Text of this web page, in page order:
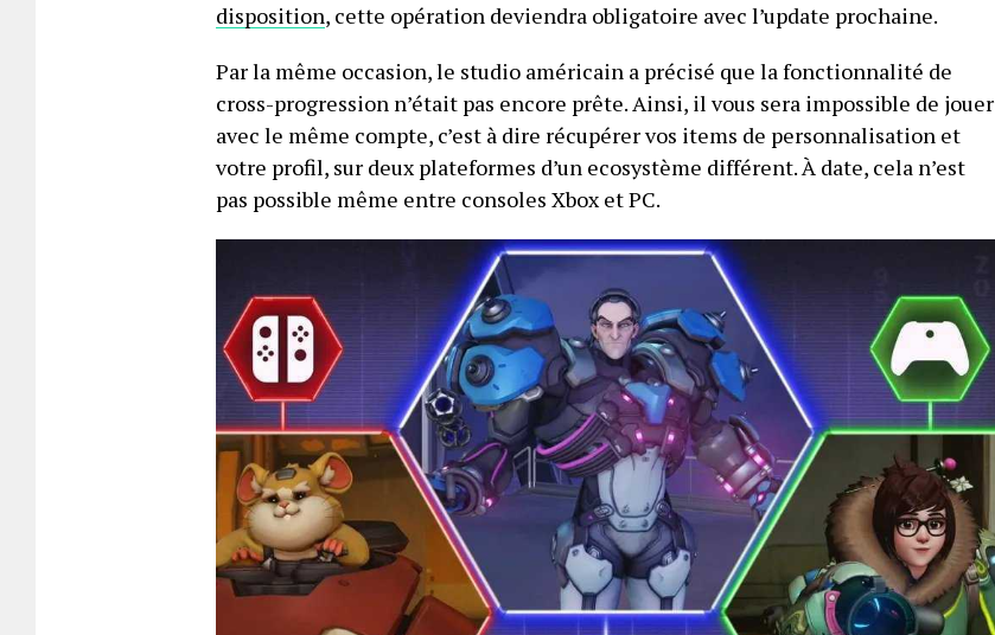
disposition, cette opération deviendra obligatoire avec l’update prochaine.
Par la même occasion, le studio américain a précisé que la fonctionnalité de
cross-progression n’était pas encore prête. Ainsi, il vous sera impossible de jouer
avec le même compte, c’est à dire récupérer vos items de personnalisation et
votre profil, sur deux plateformes d’un ecosystème différent. À date, cela n’est
pas possible même entre consoles Xbox et PC.